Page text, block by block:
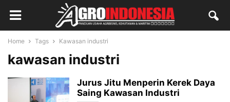
Home Tags Kawasan industri
kawasan industri
Jurus Jitu Menperin Kerek Daya
Saing Kawasan Industri